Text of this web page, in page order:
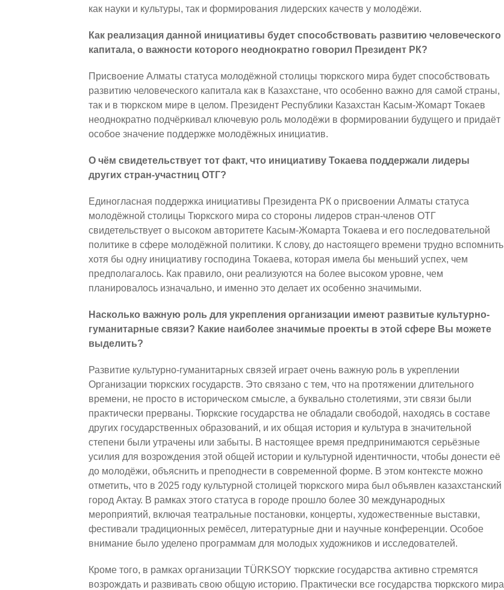
как науки и культуры, так и формирования лидерских качеств у молодёжи.
Как реализация данной инициативы будет способствовать развитию человеческого
капитала, о важности которого неоднократно говорил Президент РК?
Присвоение Алматы статуса молодёжной столицы тюркского мира будет способствовать
развитию человеческого капитала как в Казахстане, что особенно важно для самой страны,
так и в тюркском мире в целом. Президент Республики Казахстан Касым-Жомарт Токаев
неоднократно подчёркивал ключевую роль молодёжи в формировании будущего и придаёт
особое значение поддержке молодёжных инициатив.
О чём свидетельствует тот факт, что инициативу Токаева поддержали лидеры
других стран-участниц ОТГ?
Единогласная поддержка инициативы Президента РК о присвоении Алматы статуса
молодёжной столицы Тюркского мира со стороны лидеров стран-членов ОТГ
свидетельствует о высоком авторитете Касым-Жомарта Токаева и его последовательной
политике в сфере молодёжной политики. К слову, до настоящего времени трудно вспомнить
хотя бы одну инициативу господина Токаева, которая имела бы меньший успех, чем
предполагалось. Как правило, они реализуются на более высоком уровне, чем
планировалось изначально, и именно это делает их особенно значимыми.
Насколько важную роль для укрепления организации имеют развитые культурно-
гуманитарные связи? Какие наиболее значимые проекты в этой сфере Вы можете
выделить?
Развитие культурно-гуманитарных связей играет очень важную роль в укреплении
Организации тюркских государств. Это связано с тем, что на протяжении длительного
времени, не просто в историческом смысле, а буквально столетиями, эти связи были
практически прерваны. Тюркские государства не обладали свободой, находясь в составе
других государственных образований, и их общая история и культура в значительной
степени были утрачены или забыты. В настоящее время предпринимаются серьёзные
усилия для возрождения этой общей истории и культурной идентичности, чтобы донести её
до молодёжи, объяснить и преподнести в современной форме. В этом контексте можно
отметить, что в 2025 году культурной столицей тюркского мира был объявлен казахстанский
город Актау. В рамках этого статуса в городе прошло более 30 международных
мероприятий, включая театральные постановки, концерты, художественные выставки,
фестивали традиционных ремёсел, литературные дни и научные конференции. Особое
внимание было уделено программам для молодых художников и исследователей.
Кроме того, в рамках организации TÜRKSOY тюркские государства активно стремятся
возрождать и развивать свою общую историю. Практически все государства тюркского мира